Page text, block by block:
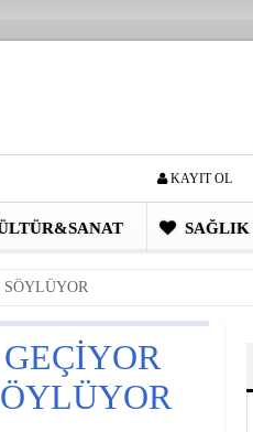
KAYIT OL
SAĞLIK